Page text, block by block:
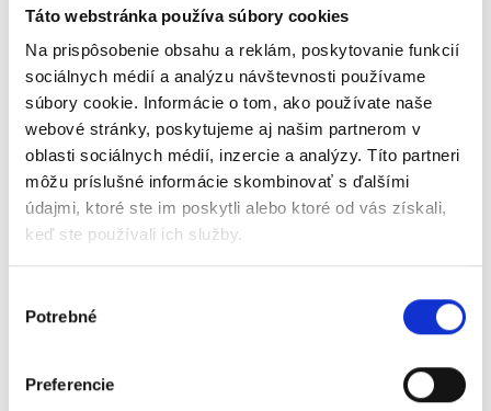
Táto webstránka používa súbory cookies
Na prispôsobenie obsahu a reklám, poskytovanie funkcií
sociálnych médií a analýzu návštevnosti používame
súbory cookie. Informácie o tom, ako používate naše
webové stránky, poskytujeme aj našim partnerom v
oblasti sociálnych médií, inzercie a analýzy. Títo partneri
môžu príslušné informácie skombinovať s ďalšími
údajmi, ktoré ste im poskytli alebo ktoré od vás získali,
keď ste používali ich služby.
súhlasu
Potrebné
Preferencie
v základných umeleckých školách.
Oprávnený žiadateľ:
Ústredie práce, sociálnych vecí a rodiny
Oprávnené cieľové skupiny:
zamestnanec
zamestnávateľ
pedagogickí zamestnanci základných
základná umelecká škola nemá právnu